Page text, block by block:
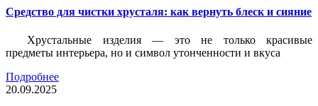
Средство для чистки хрусталя: как вернуть блеск и сияние
Хрустальные изделия — это не только красивые
предметы интерьера, но и символ утонченности и вкуса
Подробнее
20.09.2025